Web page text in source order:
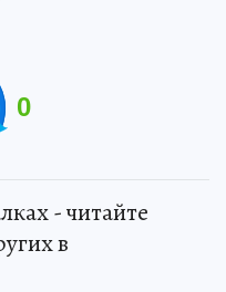
0
- читайте
в